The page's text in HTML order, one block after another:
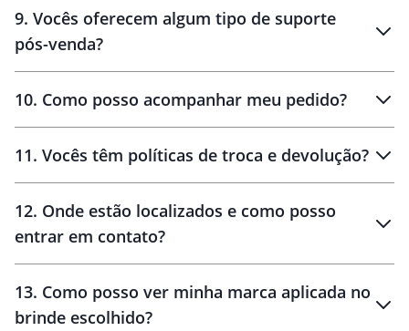
amostras
9. Vocês oferecem algum tipo de suporte
pós-venda?
10. Como posso acompanhar meu pedido?
11. Vocês têm políticas de troca e devolução?
30 dias
12. Onde estão localizados e como posso
entrar em contato?
13. Como posso ver minha marca aplicada no
brinde escolhido?